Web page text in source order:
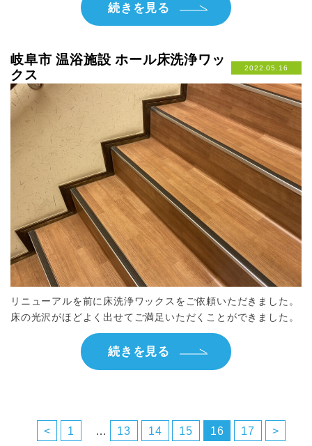
続きを見る
岐阜市 温浴施設 ホール床洗浄ワッ
クス
2022.05.16
リニューアルを前に床洗浄ワックスをご依頼いただきました。
床の光沢がほどよく出せてご満足いただくことができました。
続きを見る
稿
< 1 … 13 14 15 16 17 >